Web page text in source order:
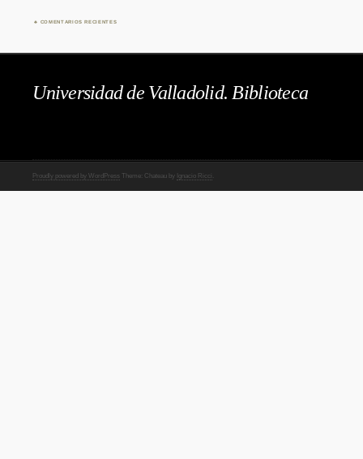
COMENTARIOS RECIENTES
Universidad de Valladolid. Biblioteca
Proudly powered by WordPress Theme: Chateau by Ignacio Ricci